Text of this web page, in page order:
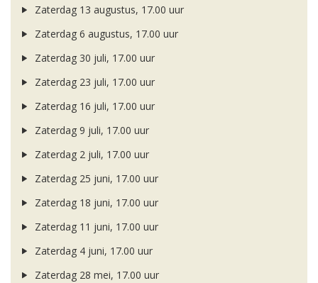
Zaterdag 13 augustus, 17.00 uur
Zaterdag 6 augustus, 17.00 uur
Zaterdag 30 juli, 17.00 uur
Zaterdag 23 juli, 17.00 uur
Zaterdag 16 juli, 17.00 uur
Zaterdag 9 juli, 17.00 uur
Zaterdag 2 juli, 17.00 uur
Zaterdag 25 juni, 17.00 uur
Zaterdag 18 juni, 17.00 uur
Zaterdag 11 juni, 17.00 uur
Zaterdag 4 juni, 17.00 uur
Zaterdag 28 mei, 17.00 uur